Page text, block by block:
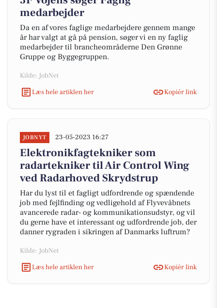
medarbejder
Da en af vores faglige medarbejdere gennem mange
år har valgt at gå på pension, søger vi en ny faglig
medarbejder til brancheområderne Den Grønne
Gruppe og Byggegruppen.
Kilde: JobNet
Læs hele artiklen her
Kopiér link
JOBNYT 23-05-2023 16:27
Elektronikfagtekniker som
radartekniker til Air Control Wing
ved Radarhoved Skrydstrup
Har du lyst til et fagligt udfordrende og spændende
job med fejlfinding og vedligehold af Flyvevåbnets
avancerede radar- og kommunikationsudstyr, og vil
du gerne have et interessant og udfordrende job, der
danner rygraden i sikringen af Danmarks luftrum?
Kilde: JobNet
Læs hele artiklen her
Kopiér link